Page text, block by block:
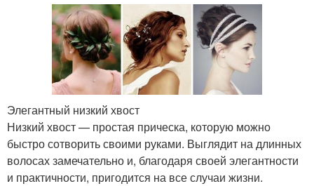
Элегантный низкий хвост
Низкий хвост — простая прическа, которую можно
быстро сотворить своими руками. Выглядит на длинных
волосах замечательно и, благодаря своей элегантности
и практичности, пригодится на все случаи жизни.